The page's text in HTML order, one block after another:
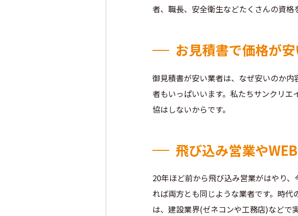
者、職長、安全衛生などたくさんの資格
お見積書で価格が
御見積書が安い業者は、なぜ安いのか
者もいっぱいいます。私たちサンクリ
協はしないからです。
飛び込み営業や
20年ほど前から飛び込み営業がはやり
れば両方とも同じような業者です。時
は、建設業界(ゼネコンや工務店)などで